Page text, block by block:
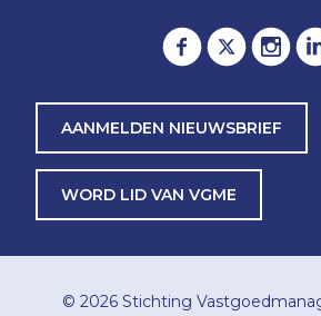
AANMELDEN NIEUWSBRIEF
WORD LID VAN VGME
© 2026 Stichting